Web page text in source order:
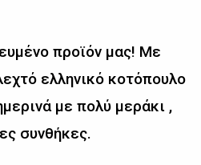
προϊόν μας! Με
ελληνικό κοτόπουλο
με πολύ μεράκι ,
συνθήκες.